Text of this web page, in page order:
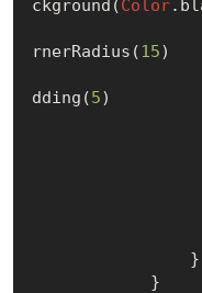
ckground(Color
rnerRadius(15)
dding(5)